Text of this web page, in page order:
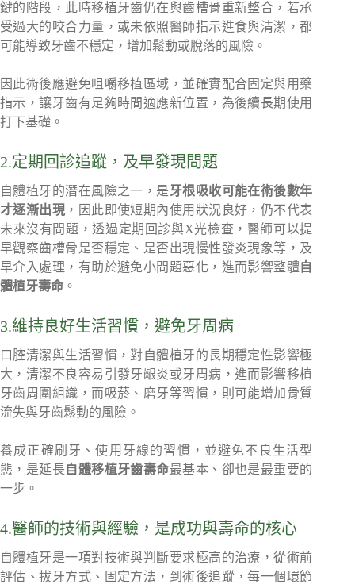
鍵的階段，此時移植牙齒仍在與齒槽骨重新整合，若承
受過大的咬合力量，或未依照醫師指示進食與清潔，都
可能導致牙齒不穩定，增加鬆動或脫落的風險。
因此術後應避免咀嚼移植區域，並確實配合固定與用藥
指示，讓牙齒有足夠時間適應新位置，為後續長期使用
打下基礎。
2.定期回診追蹤，及早發現問題
自體植牙的潛在風險之一，是 牙根吸收可能在術後數年
才逐漸出現 ，因此即使短期內使用狀況良好，仍不代表
未來沒有問題，透過定期回診與X光檢查，醫師可以提
早觀察齒槽骨是否穩定、是否出現慢性發炎現象等，及
早介入處理，有助於避免小問題惡化，進而影響整體 自
體植牙壽命 。
3.維持良好生活習慣，避免牙周病
口腔清潔與生活習慣，對自體植牙的長期穩定性影響極
大，清潔不良容易引發牙齦炎或牙周病，進而影響移植
牙齒周圍組織，而吸菸、磨牙等習慣，則可能增加骨質
流失與牙齒鬆動的風險。
養成正確刷牙、使用牙線的習慣，並避免不良生活型
態，是延長自體移植牙齒壽命最基本、卻也是最重要的
一步。
4.醫師的技術與經驗，是成功與壽命的核心
自體植牙是一項對技術與判斷要求極高的治療，從術前
評估、拔牙方式、固定方法，到術後追蹤，每一個環節